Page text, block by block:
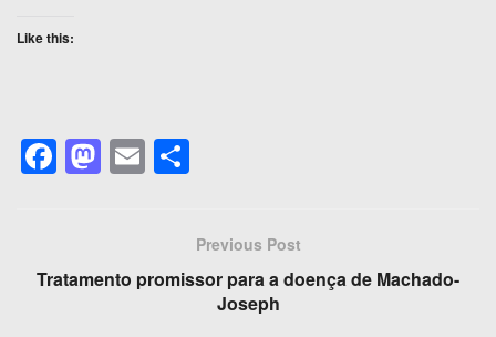
Like this:
F
a
e
b
M
a
o
d
E
m
ar
ePrevious Post
Tratamento promissor para a doença de Machado-
Joseph